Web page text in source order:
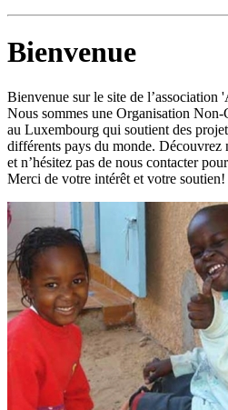
Bienvenue
Bienvenue sur le site de
Nous sommes une Organisation Non-
au Luxembourg qui soutient des
différents pays du monde. Découvrez
et n’hésitez pas de nous contacter
Merci de votre intérêt et votre soutien!